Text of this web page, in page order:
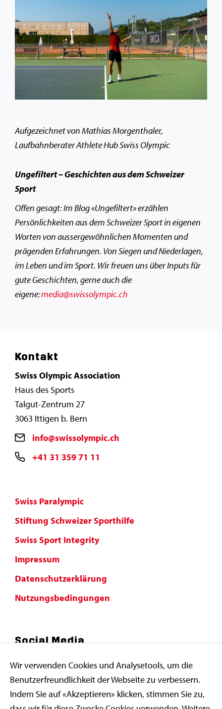
Aufgezeichnet von Mathias Morgenthaler,
Laufbahnberater Athlete Hub Swiss Olympic
Ungefiltert – Geschichten aus dem Schweizer
Sport
Offen gesagt: Im Blog «Ungefiltert» erzählen
Persönlichkeiten aus dem Schweizer Sport in eigenen
Worten von aussergewöhnlichen Momenten und
prägenden Erfahrungen. Von Siegen und Niederlagen,
im Leben und im Sport. Wir freuen uns über Inputs für
gute Geschichten, gerne auch die
eigene:media@swissolympic.ch
Kontakt
Swiss Olympic Association
Haus des Sports
Talgut-Zentrum 27
3063 Ittigen b. Bern
info@swissolympic.ch
+41 31 359 71 11
Swiss Paralympic
Stiftung Schweizer Sporthilfe
Swiss Sport Integrity
Impressum
Datenschutzerklärung
Nutzungsbedingungen
Social Media
Wir verwenden Cookies und Analysetools, um die
Benutzerfreundlichkeit der Webseite zu verbessern.
Indem Sie auf «Akzeptieren» klicken, stimmen Sie zu,